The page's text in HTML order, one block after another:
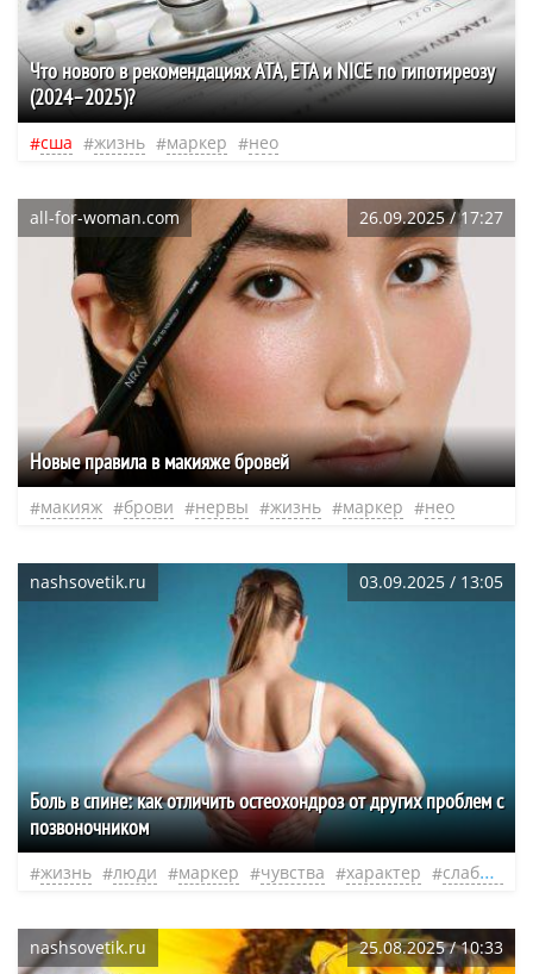
Что нового в рекомендациях ATA, ETA и NICE по гипотиреозу
(2024–2025)?
сша жизнь маркер нео
all-for-woman.com 26.09.2025 / 17:27
Новые правила в макияже бровей
макияж брови нервы жизнь маркер нео
nashsovetik.ru 03.09.2025 / 13:05
Боль в спине: как отличить остеохондроз от других проблем с
позвоночником
жизнь люди маркер чувства характер слабость
nashsovetik.ru 25.08.2025 / 10:33